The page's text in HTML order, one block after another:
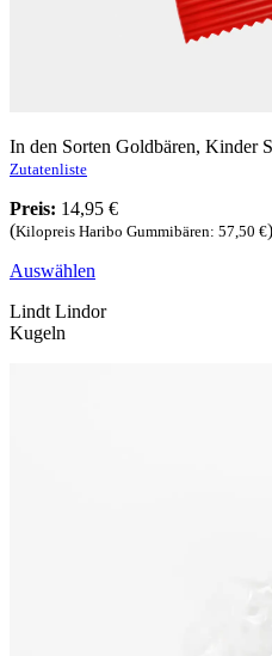
In den Sorten Goldbären, Kinder
Zutatenliste
Preis: 14,95 €
(Kilopreis Haribo Gummibären: 57,50 €)
Auswählen
Lindt Lindor
Kugeln